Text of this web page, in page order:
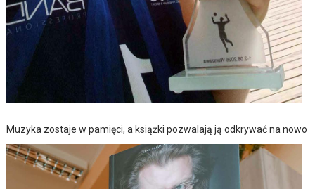
Muzyka zostaje w pamięci, a książki pozwalają ją odkrywać na nowo